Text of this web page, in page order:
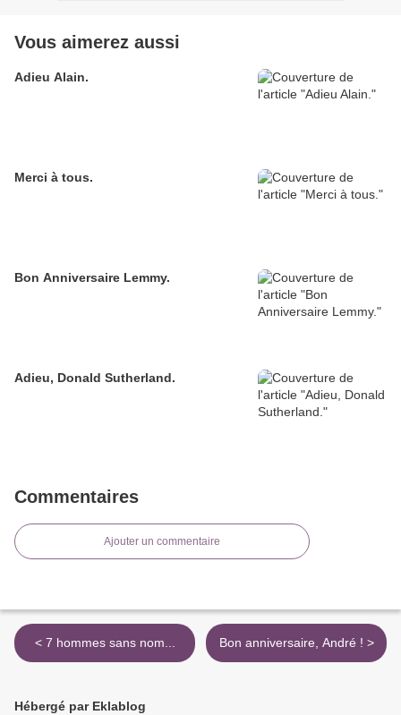
Vous aimerez aussi
Adieu Alain.
Merci à tous.
Bon Anniversaire Lemmy.
Adieu, Donald Sutherland.
Commentaires
Ajouter un commentaire
< 7 hommes sans nom... Bon anniversaire, André ! >
Hébergé par Eklablog